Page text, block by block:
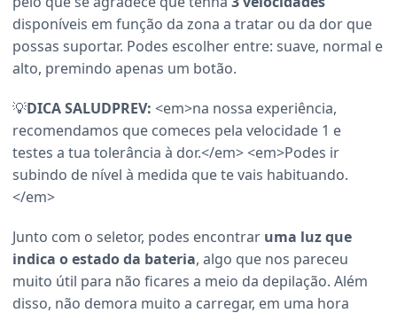
disponíveis em função da zona a tratar ou da dor que
possas suportar. Podes escolher entre: suave, normal e
alto, premindo apenas um botão.
💡DICA SALUDPREV: <em>na nossa experiência,
recomendamos que comeces pela velocidade 1 e
testes a tua tolerância à dor.</em> <em>Podes ir
subindo de nível à medida que te vais habituando.
</em>
Junto com o seletor, podes encontrar uma luz que
indica o estado da bateria, algo que nos pareceu
muito útil para não ficares a meio da depilação. Além
disso, não demora muito a carregar, em uma hora